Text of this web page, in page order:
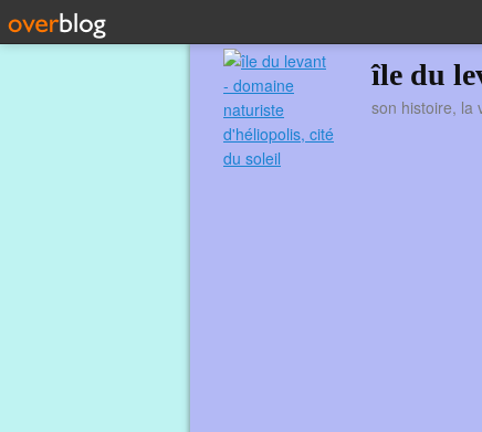
île du
son histoire, la